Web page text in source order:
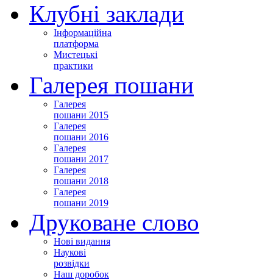
Клубні заклади
Інформаційна
платформа
Мистецькі
практики
Галерея пошани
Галерея
пошани 2015
Галерея
пошани 2016
Галерея
пошани 2017
Галерея
пошани 2018
Галерея
пошани 2019
Друковане слово
Нові видання
Наукові
розвідки
Наш доробок